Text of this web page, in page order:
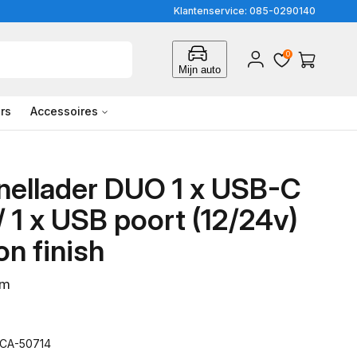
Klantenservice: 085-0290140
Mijn auto
Inloggen 0
Winkelwagen
Accessoires
DUO 1 x USB-C
x USB poort (12/24v)
finish
50714